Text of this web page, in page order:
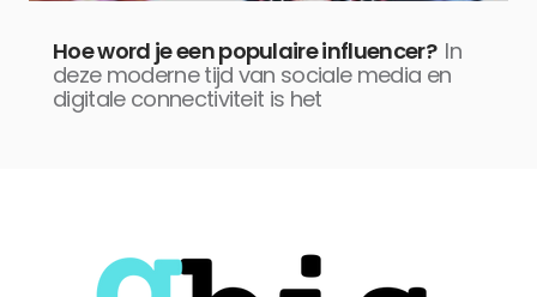
Hoe word je een populaire influencer? In
deze moderne tijd van sociale media en
digitale connectiviteit is het